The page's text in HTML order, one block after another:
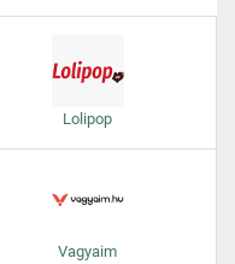
Lolipop
Vagyaim